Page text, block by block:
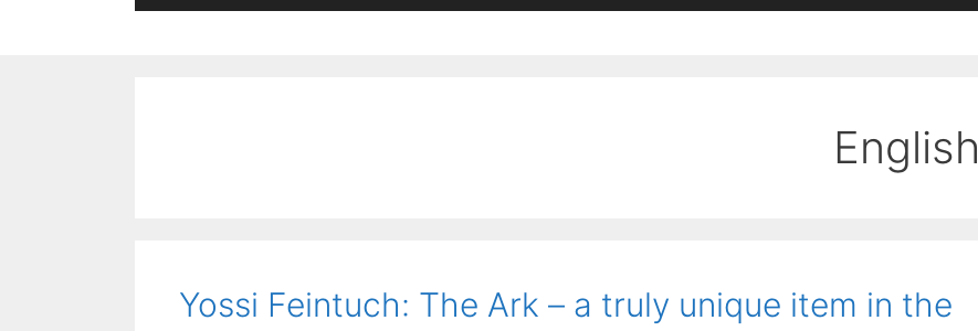
English
Yossi Feintuch: The Ark – a truly unique item in the